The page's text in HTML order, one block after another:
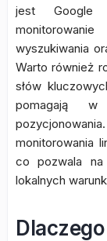
jest Google
wyszukiwania
Warto również
słów
pomagają
monitorowania
co pozwala na
lokalnych